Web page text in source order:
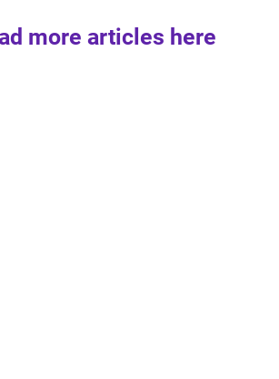
more articles here